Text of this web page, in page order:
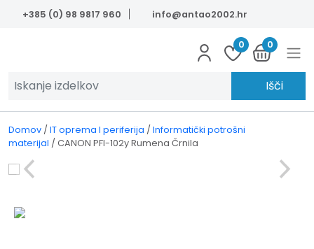
Skip to main content
+385 (0) 98 9817 960 info@antao2002.hr
0 0
Išči
Domov / IT oprema I periferija / Informatički potrošni
materijal / CANON PFI-102y Rumena Črnila